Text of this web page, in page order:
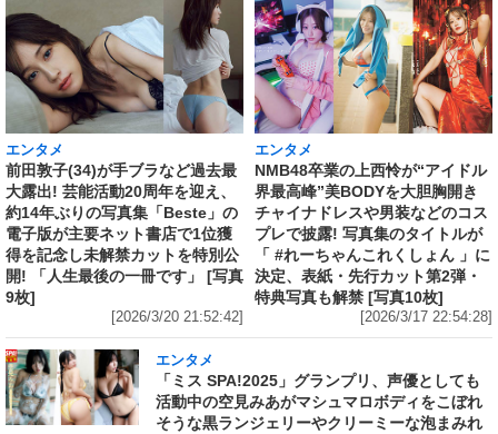
エンタメ
前田敦子(34)が手ブラなど過去最
大露出! 芸能活動20周年を迎え、
約14年ぶりの写真集「Beste」の
電子版が主要ネット書店で1位獲
得を記念し未解禁カットを特別公
開! 「人生最後の一冊です」 [写真
9枚]
[2026/3/20 21:52:42]
エンタメ
NMB48卒業の上西怜が“アイドル
界最高峰”美BODYを大胆胸開き
チャイナドレスや男装などのコス
プレで披露! 写真集のタイトルが
「 #れーちゃんこれくしょん 」に
決定、表紙・先行カット第2弾・
特典写真も解禁 [写真10枚]
[2026/3/17 22:54:28]
エンタメ
「ミス SPA!2025」グランプリ、声優としても
活動中の空見みあがマシュマロボディをこぼれ
そうな黒ランジェリーやクリーミーな泡まみれ